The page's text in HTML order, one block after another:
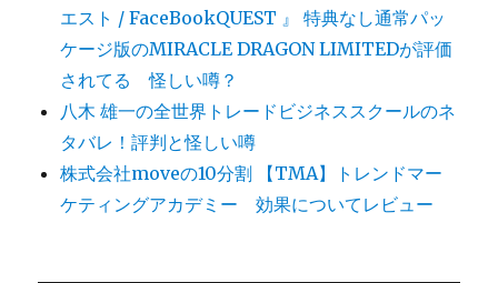
エスト / FaceBookQUEST 』 特典なし通常パッ
ケージ版のMIRACLE DRAGON LIMITEDが評価
されてる 怪しい噂？
八木 雄一の全世界トレードビジネススクールのネ
タバレ！評判と怪しい噂
株式会社moveの10分割 【TMA】トレンドマー
ケティングアカデミー 効果についてレビュー